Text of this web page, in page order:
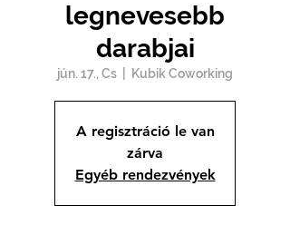
legnevesebb
darabjai
jún. 17., Cs Kubik Coworking
A regisztráció le van
zárva
Egyéb rendezvények